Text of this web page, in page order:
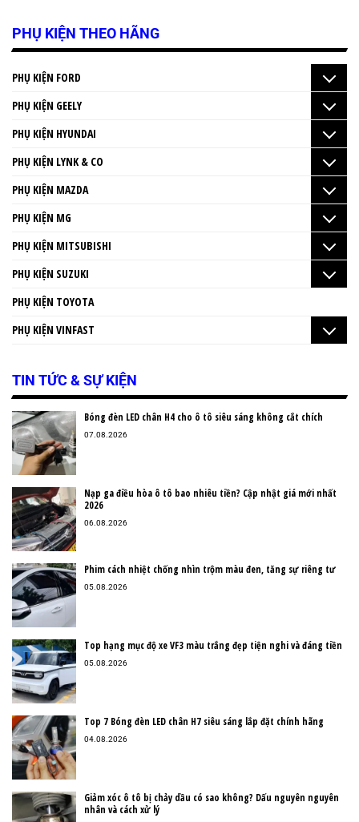
PHỤ KIỆN THEO HÃNG
PHỤ KIỆN FORD
PHỤ KIỆN GEELY
PHỤ KIỆN HYUNDAI
PHỤ KIỆN LYNK & CO
PHỤ KIỆN MAZDA
PHỤ KIỆN MG
PHỤ KIỆN MITSUBISHI
PHỤ KIỆN SUZUKI
PHỤ KIỆN TOYOTA
PHỤ KIỆN VINFAST
TIN TỨC & SỰ KIỆN
Bóng đèn LED chân H4 cho ô tô siêu sáng không cắt chích
07.08.2026
Nạp ga điều hòa ô tô bao nhiêu tiền? Cập nhật giá mới nhất
2026
06.08.2026
Phim cách nhiệt chống nhìn trộm màu đen, tăng sự riêng tư
05.08.2026
Top hạng mục độ xe VF3 màu trắng đẹp tiện nghi và đáng tiền
05.08.2026
Top 7 Bóng đèn LED chân H7 siêu sáng lắp đặt chính hãng
04.08.2026
Giảm xóc ô tô bị chảy dầu có sao không? Dấu nguyên nguyên
nhân và cách xử lý